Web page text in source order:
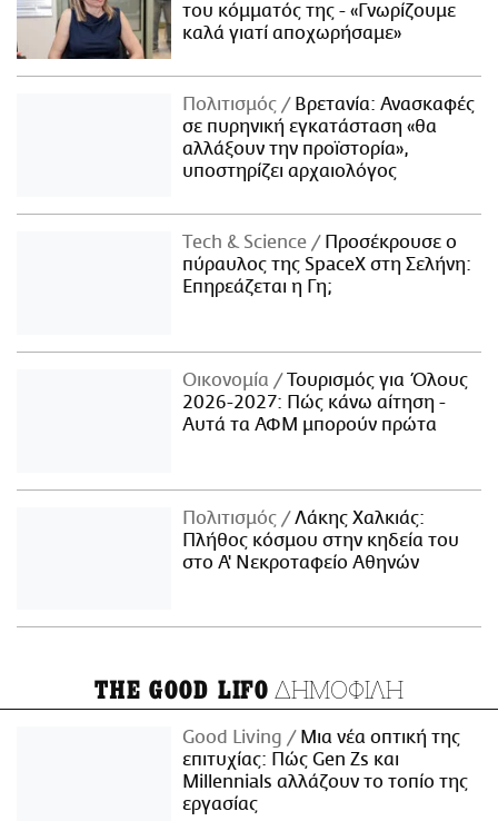
του κόμματός της - «Γνωρίζουμε
καλά γιατί αποχωρήσαμε»
Πολιτισμός
Βρετανία: Ανασκαφές
σε πυρηνική εγκατάσταση «θα
αλλάξουν την προϊστορία»,
υποστηρίζει αρχαιολόγος
Τech & Science
Προσέκρουσε ο
πύραυλος της SpaceX στη Σελήνη:
Επηρεάζεται η Γη;
Οικονομία
Τουρισμός για Όλους
2026-2027: Πώς κάνω αίτηση -
Αυτά τα ΑΦΜ μπορούν πρώτα
Πολιτισμός
Λάκης Χαλκιάς:
Πλήθος κόσμου στην κηδεία του
στο Α' Νεκροταφείο Αθηνών
THE GOOD LIFO ΔΗΜΟΦΙΛΗ
Good Living
Μια νέα οπτική της
επιτυχίας: Πώς Gen Zs και
Millennials αλλάζουν το τοπίο της
εργασίας